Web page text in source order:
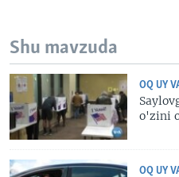
Shu mavzuda
OQ UY
o'zini
OQ UY